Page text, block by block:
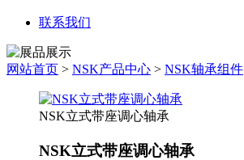
联系我们
网站首页 > NSK产品中心 > NSK轴承组件
NSK立式带座调心轴承
NSK立式带座调心轴承